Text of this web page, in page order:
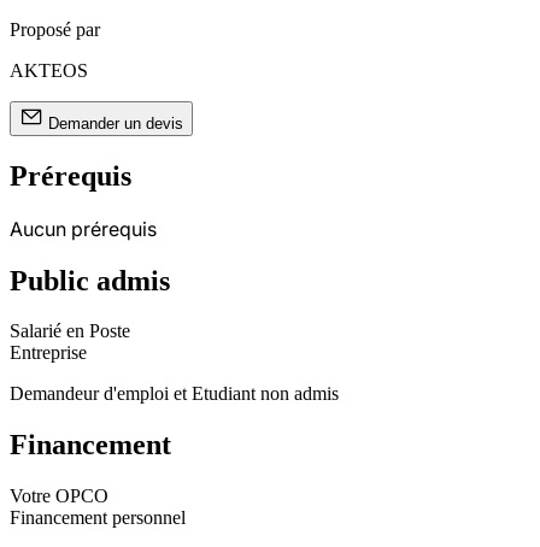
Proposé par
AKTEOS
Demander un devis
Prérequis
Aucun prérequis
Public admis
Salarié en Poste
Entreprise
Demandeur d'emploi et Etudiant non admis
Financement
Votre OPCO
Financement personnel